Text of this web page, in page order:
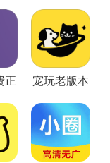
灵活地定制符合学
管理系统供大家使
正 宠玩老版本